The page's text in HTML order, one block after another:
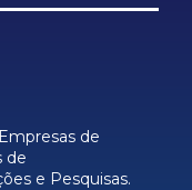
de
de
e Pesquisas.